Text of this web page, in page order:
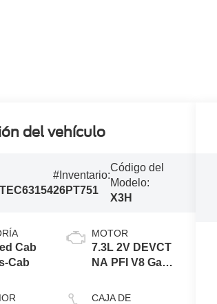
del vehículo
#Inventario:
26PT751
Código del
Modelo:
X3H
Cab
Cab
MOTOR
7.3L 2V DEVCT
NA PFI V8 Gas
CAJA DE